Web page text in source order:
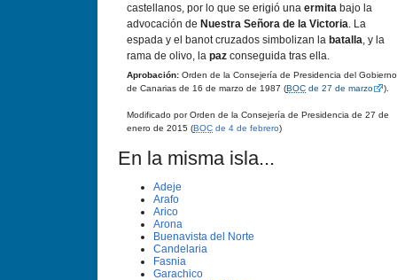
castellanos, por lo que se erigió una ermita bajo la
advocación de Nuestra Señora de la Victoria. La
espada y el banot cruzados simbolizan la batalla, y la
rama de olivo, la paz conseguida tras ella.
Aprobación: Orden de la Consejerí­a de Presidencia del Gobierno
de Canarias de 16 de marzo de 1987 (BOC de 27 de marzo ).
Modificado por Orden de la Consejerí­a de Presidencia de 27 de
enero de 2015 (BOC de 4 de febrero)
En la misma isla...
Adeje
Arafo
Arico
Arona
Buenavista del Norte
Candelaria
Fasnia
Garachico